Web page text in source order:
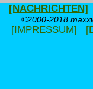
[NACHRICHTEN]
©2000-2018
[IMPRESSUM]